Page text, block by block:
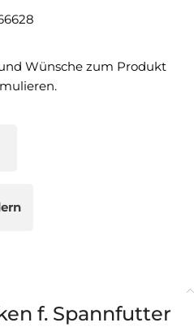
Wünsche zum Produkt
f. Spannfutter